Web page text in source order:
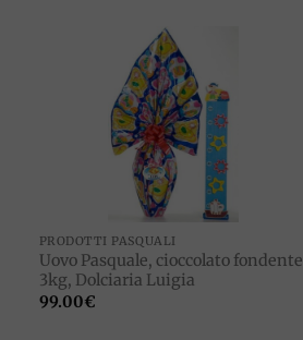
PRODOTTI PASQUALI
Uovo Pasquale, cioccolato fondente
3kg, Dolciaria Luigia
99.00€